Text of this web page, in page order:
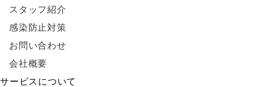
スタッフ紹介
感染防止対策
お問い合わせ
会社概要
サービスについて